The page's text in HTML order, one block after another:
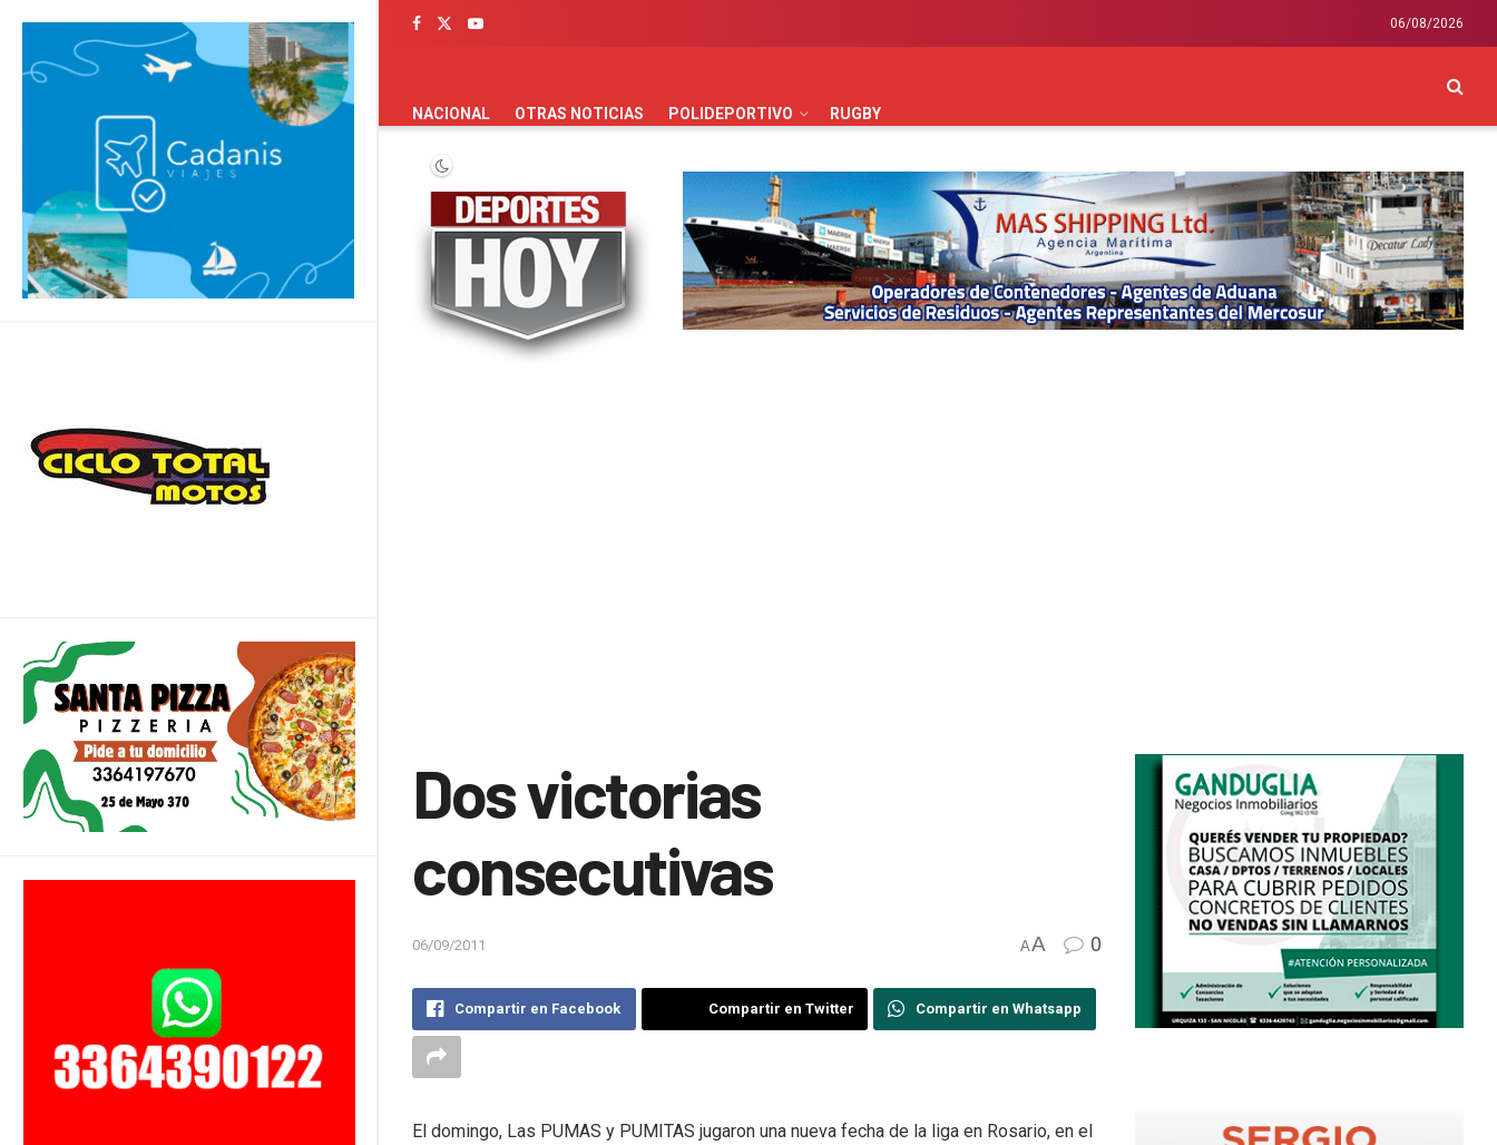
06/08/2026
PORTADA
NACIONAL OTRAS NOTICIAS POLIDEPORTIVO RUGBY
Dos victorias
consecutivas
06/09/2011 AA 0
Compartir en Facebook Compartir en Twitter Compartir en Whatsapp
El domingo, Las PUMAS y PUMITAS jugaron una nueva fecha de la liga en Rosario, en el